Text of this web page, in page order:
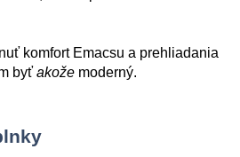
komfort Emacsu a prehliadania
byť akože moderný.